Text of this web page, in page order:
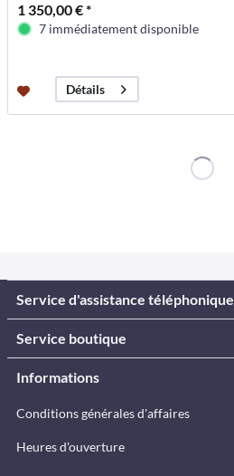
1 350,00 € *
7 immédiatement disponible
Détails
Service d'assistance téléphonique
Service boutique
Informations
Conditions générales d'affaires
Heures d'ouverture